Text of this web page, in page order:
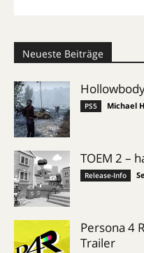
Neueste Beiträge
PS5 Michael
TOEM 2 –
Release-Info
Persona 4
Trailer